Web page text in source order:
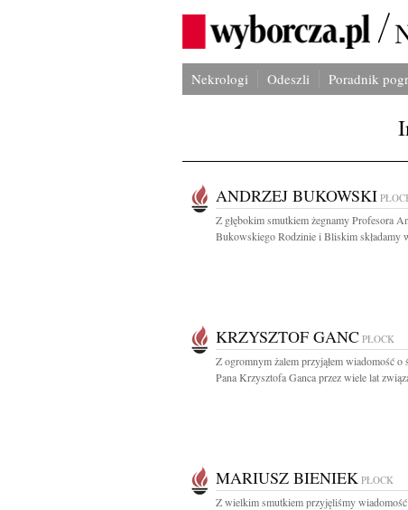
Nekrologi Odeszli Poradnik
ANDRZEJ BUKOWSKI
Z głębokim smutkiem żegnamy Profesora
Bukowskiego Rodzinie i Bliskim składamy
KRZYSZTOF GANC PŁOCK
Z ogromnym żalem przyjąłem wiadomość o
Pana Krzysztofa Ganca przez wiele lat
MARIUSZ BIENIEK PŁOCK
Z wielkim smutkiem przyjęliśmy